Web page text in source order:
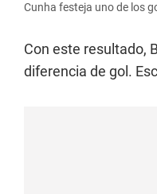
Cunha festeja uno de los
Con este resultado,
diferencia de gol.